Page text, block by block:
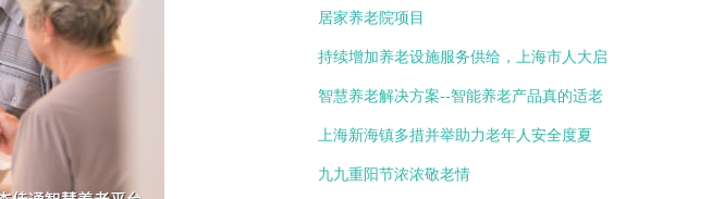
非企业单位准入
居家养老院项目
持续增加养老设施服务供给，上海市人大启
动执
智慧养老解决方案--智能养老产品真的适老
吗？
上海新海镇多措并举助力老年人安全度夏
九九重阳节浓浓敬老情